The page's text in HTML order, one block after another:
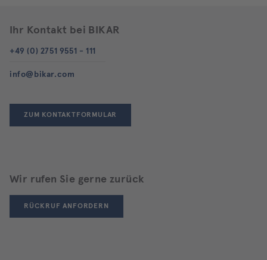
Ihr Kontakt bei BIKAR
+49 (0) 2751 9551 - 111
info@bikar.com
ZUM KONTAKTFORMULAR
Wir rufen Sie gerne zurück
RÜCKRUF ANFORDERN